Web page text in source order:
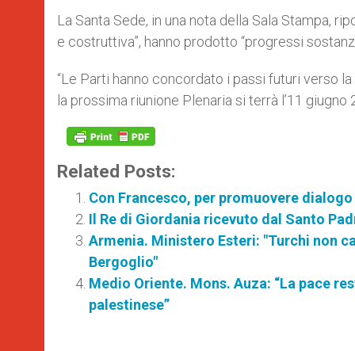
La Santa Sede, in una nota della Sala Stampa,
e costruttiva”, hanno prodotto “progressi
“Le Parti hanno concordato i passi futuri verso
la prossima riunione Plenaria si terrà l’11 giugno
Related Posts:
Con Francesco, per promuovere
Il Re di Giordania ricevuto dal Santo
Armenia. Ministero Esteri: "Turchi non
Bergoglio"
Medio Oriente. Mons. Auza: “La pace
palestinese”